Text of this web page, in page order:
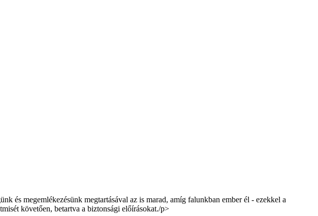
és megemlékezésünk megtartásával az is marad, amíg falunkban ember él - ezekkel a
követően, betartva a biztonsági előírásokat./p>